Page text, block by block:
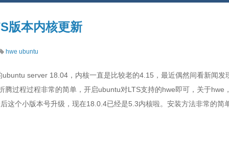
版本内核更新
hwe ubuntu
server 18.04，内核一直是比较老的4.15，最近偶然间看新闻发
腾过程过程非常的简单，开启ubuntu对LTS支持的hwe即可，关于hwe
这个小版本号升级，现在18.0.4已经是5.3内核啦。安装方法非常的简